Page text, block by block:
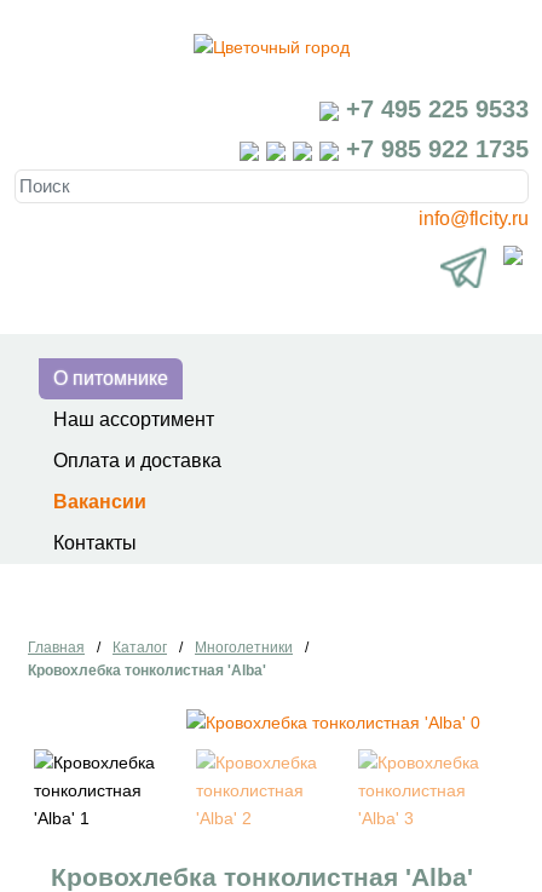
+7 495 225 9533
+7 985 922 1735
info@flcity.ru
О питомнике
Наш ассортимент
Оплата и доставка
Вакансии
Контакты
Главная / Каталог / Многолетники
/
Кровохлебка тонколистная 'Alba'
Кровохлебка тонколистная 'Alba'